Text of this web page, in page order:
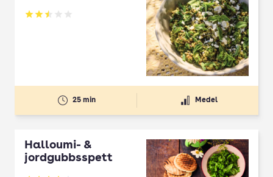
Betyg: 2.5 av 5
25 min Medel
Halloumi- &
jordgubbsspett